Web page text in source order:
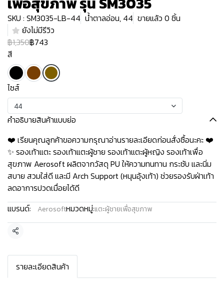
SKU : SM3035-LB-44 น้ำตาลอ่อน, 44 ขายแล้ว 0 ชิ้น
ยังไม่มีรีวิว
฿1,350฿743
สี
ไซส์
44
คำอธิบายสินค้าแบบย่อ
❤️ เรียนคุณลูกค้าขอความกรุณาอ่านรายละเอียดก่อนสั่งซื้อนะคะ️️ ️❤️
✨ รองเท้าแตะ รองเท้าแตะผู้ชาย รองเท้าแตะผู้หญิง รองเท้าเพื่อ
สุขภาพ Aerosoft ผลิตจากวัสดุ PU ให้ความทนทาน กระชับ และนิ่ม
สบาย สวมใส่ดี และมี Arch Support (หนุนอุ้งเท้า) ช่วยรองรับฝ่าเท้า
ลดอาการปวดเมื่อยได้ดี
แบรนด์:
Aerosoftหมวดหมู่:แตะผู้ชายเพื่อสุขภาพ
แชร์
รายละเอียดสินค้า